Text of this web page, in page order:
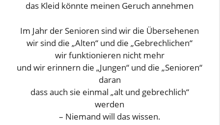
das Kleid könnte meinen Geruch annehmen
Im Jahr der Senioren sind wir die Übersehenen
wir sind die „Alten“ und die „Gebrechlichen“
wir funktionieren nicht mehr
und wir erinnern die „Jungen“ und die „Senioren“
daran
dass auch sie einmal „alt und gebrechlich“
werden
– Niemand will das wissen.